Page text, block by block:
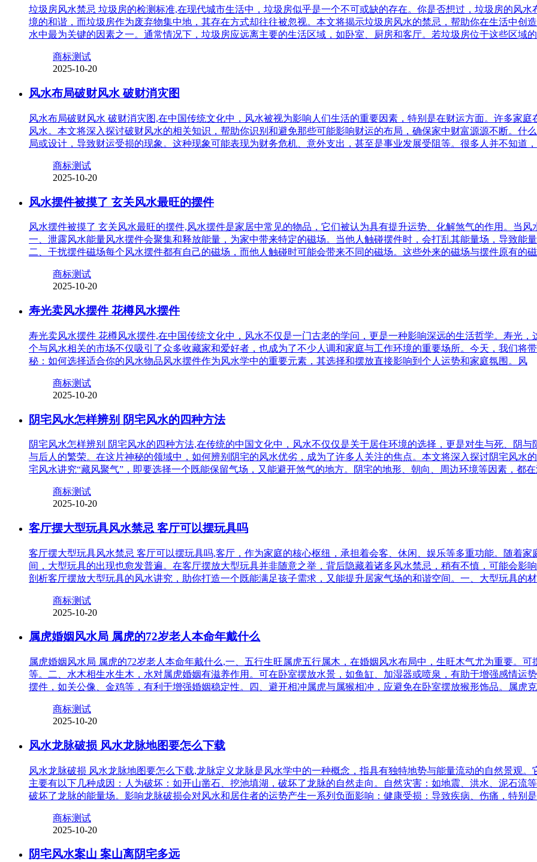
垃圾房风水禁忌 垃圾房的检测标准,在现代城市生活中，垃圾房似乎是一个不可或缺的存在。你是否想过，垃圾房的风
境的和谐，而垃圾房作为废弃物集中地，其存在方式却往往被忽视。本文将揭示垃圾房风水的禁忌，帮助你在生活中创
水中最为关键的因素之一。通常情况下，垃圾房应远离主要的生活区域，如卧室、厨房和客厅。若垃圾房位于这些区域
商标测试
2025-10-20
风水布局破财风水 破财消灾图
风水布局破财风水 破财消灾图,在中国传统文化中，风水被视为影响人们生活的重要因素，特别是在财运方面。许多家
风水。本文将深入探讨破财风水的相关知识，帮助你识别和避免那些可能影响财运的布局，确保家中财富源源不断。什
局或设计，导致财运受损的现象。这种现象可能表现为财务危机、意外支出，甚至是事业发展受阻等。很多人并不知道，
商标测试
2025-10-20
风水摆件被摸了 玄关风水最旺的摆件
风水摆件被摸了 玄关风水最旺的摆件,风水摆件是家居中常见的物品，它们被认为具有提升运势、化解煞气的作用。当
一、泄露风水能量风水摆件会聚集和释放能量，为家中带来特定的磁场。当他人触碰摆件时，会打乱其能量场，导致能
二、干扰摆件磁场每个风水摆件都有自己的磁场，而他人触碰时可能会带来不同的磁场。这些外来的磁场与摆件原有的
商标测试
2025-10-20
寿光卖风水摆件 花樽风水摆件
寿光卖风水摆件 花樽风水摆件,在中国传统文化中，风水不仅是一门古老的学问，更是一种影响深远的生活哲学。寿光
个与风水相关的市场不仅吸引了众多收藏家和爱好者，也成为了不少人调和家庭与工作环境的重要场所。今天，我们将
秘：如何选择适合你的风水物品风水摆件作为风水学中的重要元素，其选择和摆放直接影响到个人运势和家庭氛围。风
商标测试
2025-10-20
阴宅风水怎样辨别 阴宅风水的四种方法
阴宅风水怎样辨别 阴宅风水的四种方法,在传统的中国文化中，风水不仅仅是关于居住环境的选择，更是对生与死、阴
与后人的繁荣。在这片神秘的领域中，如何辨别阴宅的风水优劣，成为了许多人关注的焦点。本文将深入探讨阴宅风水
宅风水讲究“藏风聚气”，即要选择一个既能保留气场，又能避开煞气的地方。阴宅的地形、朝向、周边环境等因素，都
商标测试
2025-10-20
客厅摆大型玩具风水禁忌 客厅可以摆玩具吗
客厅摆大型玩具风水禁忌 客厅可以摆玩具吗,客厅，作为家庭的核心枢纽，承担着会客、休闲、娱乐等多重功能。随着
间，大型玩具的出现也愈发普遍。在客厅摆放大型玩具并非随意之举，背后隐藏着诸多风水禁忌，稍有不慎，可能会影
剖析客厅摆放大型玩具的风水讲究，助你打造一个既能满足孩子需求，又能提升居家气场的和谐空间。一、大型玩具的
商标测试
2025-10-20
属虎婚姻风水局 属虎的72岁老人本命年戴什么
属虎婚姻风水局 属虎的72岁老人本命年戴什么,一、五行生旺属虎五行属木，在婚姻风水布局中，生旺木气尤为重要。
等。二、水木相生水生木，水对属虎婚姻有滋养作用。可在卧室摆放水景，如鱼缸、加湿器或喷泉，有助于增强感情运
摆件，如关公像、金鸡等，有利于增强婚姻稳定性。四、避开相冲属虎与属猴相冲，应避免在卧室摆放猴形饰品。属虎
商标测试
2025-10-20
风水龙脉破损 风水龙脉地图要怎么下载
风水龙脉破损 风水龙脉地图要怎么下载,龙脉定义龙脉是风水学中的一种概念，指具有独特地势与能量流动的自然景观
主要有以下几种成因：人为破坏：如开山凿石、挖池填湖，破坏了龙脉的自然走向。自然灾害：如地震、洪水、泥石流
破坏了龙脉的能量场。影响龙脉破损会对风水和居住者的运势产生一系列负面影响：健康受损：导致疾病、伤痛，特别
商标测试
2025-10-20
阴宅风水案山 案山离阴宅多远